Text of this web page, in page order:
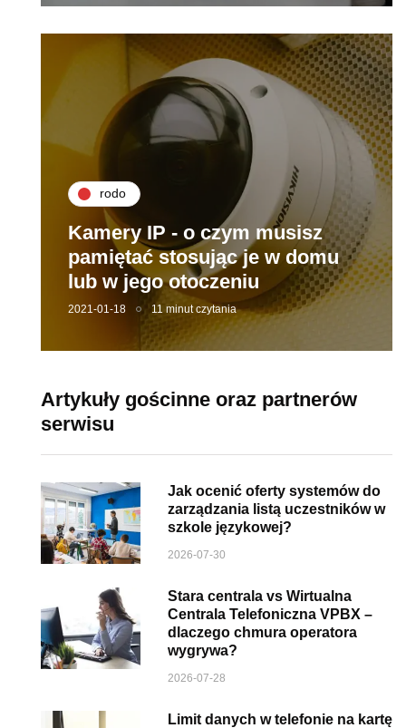
rodo
Kamery IP - o czym musisz
pamiętać stosując je w domu
lub w jego otoczeniu
2021-01-18 11 minut czytania
Artykuły gościnne oraz partnerów
serwisu
Jak ocenić oferty systemów do
zarządzania listą uczestników w
szkole językowej?
2026-07-30
Stara centrala vs Wirtualna
Centrala Telefoniczna VPBX –
dlaczego chmura operatora
wygrywa?
2026-07-28
Limit danych w telefonie na kartę